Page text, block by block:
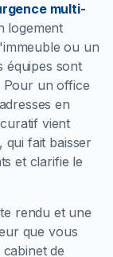
multi-
logement
ou un
équipes sont
Pour un office
en
vient
fait baisser
et clarifie le
rendu et une
que vous
de